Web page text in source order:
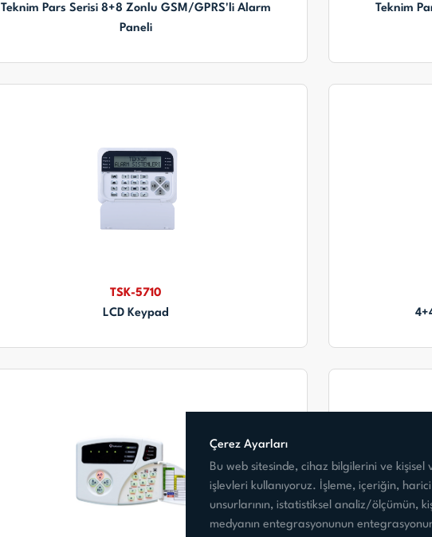
Çerez Ayarları
Bu web sitesinde, cihaz bilgilerini ve
işlevleri kullanıyoruz. İşleme, içeriğin,
unsurlarının, istatistiksel analiz/ölçümün,
medyanın entegrasyonunun
Teknim Pars Serisi 8+8 Zonlu GSM/GPRS'li Alarm
Paneli
Teknim
TSK-5710
LCD Keypad